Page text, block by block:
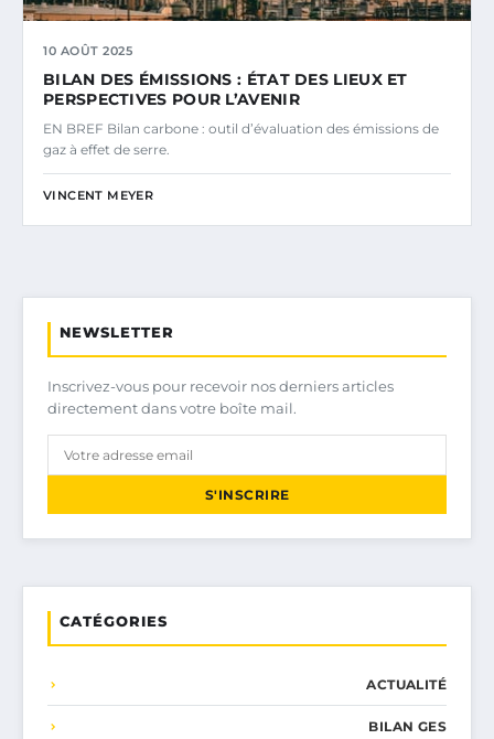
10 AOÛT 2025
BILAN DES ÉMISSIONS : ÉTAT DES LIEUX ET
PERSPECTIVES POUR L’AVENIR
EN BREF Bilan carbone : outil d’évaluation des émissions de
gaz à effet de serre.
VINCENT MEYER
NEWSLETTER
Inscrivez-vous pour recevoir nos derniers articles
directement dans votre boîte mail.
S'INSCRIRE
CATÉGORIES
ACTUALITÉ
BILAN GES